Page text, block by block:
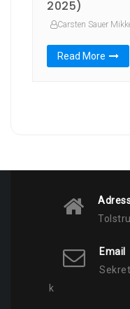
2025)
Carsten Sauer
Read More
Email
K